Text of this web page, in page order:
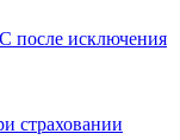
после исключения
страховании